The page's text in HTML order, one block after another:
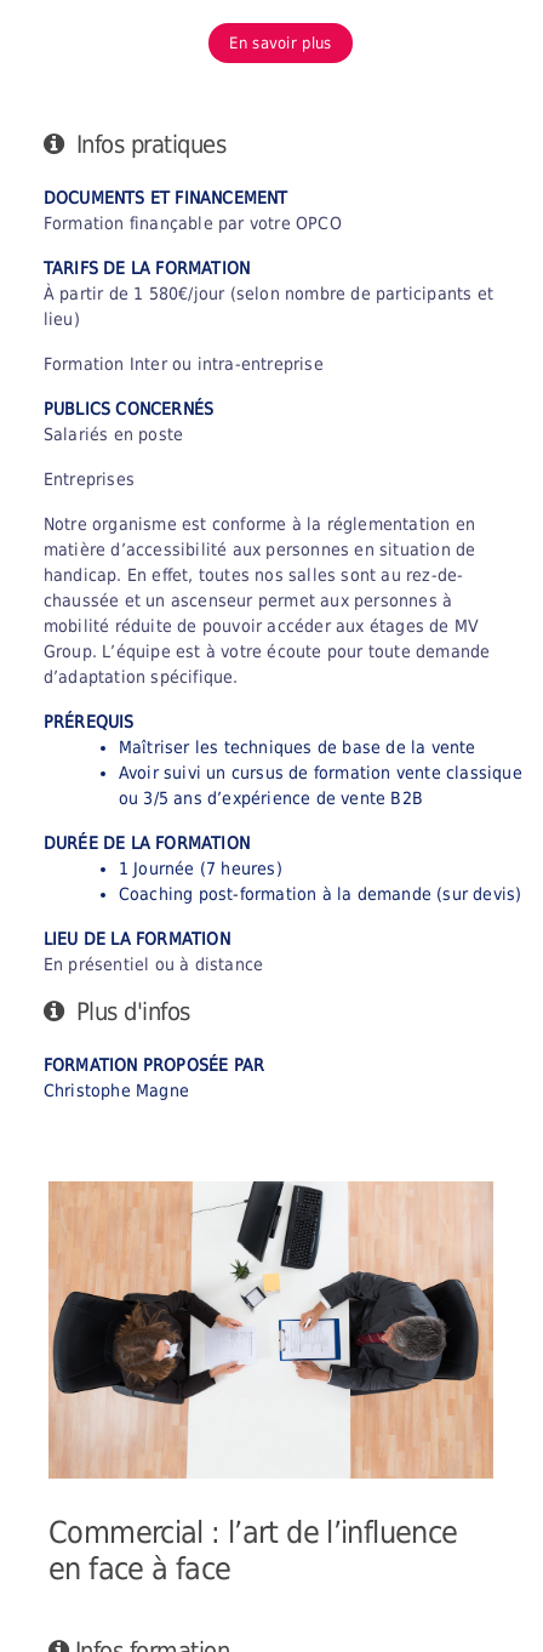
En savoir plus
Infos pratiques
DOCUMENTS ET FINANCEMENT
Formation finançable par votre OPCO
TARIFS DE LA FORMATION
À partir de 1 580€/jour (selon nombre de participants et
lieu)
Formation Inter ou intra-entreprise
PUBLICS CONCERNÉS
Salariés en poste
Entreprises
Notre organisme est conforme à la réglementation en
matière d’accessibilité aux personnes en situation de
handicap. En effet, toutes nos salles sont au rez-de-
chaussée et un ascenseur permet aux personnes à
mobilité réduite de pouvoir accéder aux étages de MV
Group. L’équipe est à votre écoute pour toute demande
d’adaptation spécifique.
PRÉREQUIS
Maîtriser les techniques de base de la vente
Avoir suivi un cursus de formation vente classique
ou 3/5 ans d’expérience de vente B2B
DURÉE DE LA FORMATION
1 Journée (7 heures)
Coaching post-formation à la demande (sur devis)
LIEU DE LA FORMATION
En présentiel ou à distance
Plus d'infos
FORMATION PROPOSÉE PAR
Christophe Magne
Commercial : l’art de l’influence
en face à face